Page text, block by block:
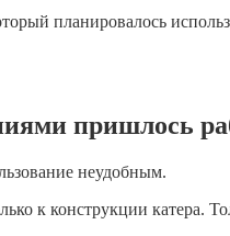
планировалось
пришлось
неудобным.
к конструкции катера.